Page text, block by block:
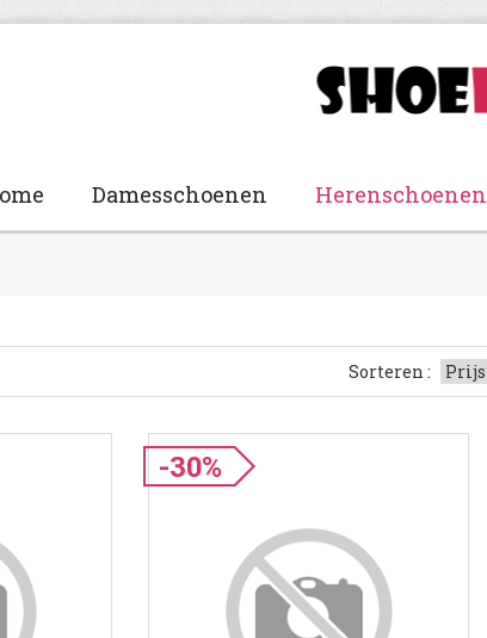
Damesschoenen Herenschoenen
Sorteren :
-30%